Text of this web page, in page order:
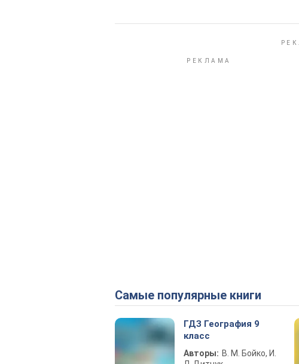
Самые популярные книги
ГДЗ География 9
класс
Авторы: В. М. Бойко, И.